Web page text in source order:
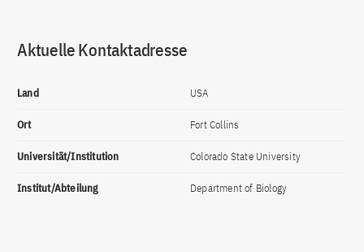
Aktuelle Kontaktadresse
Land USA
Ort Fort Collins
Universität/Institution Colorado State University
Institut/Abteilung Department of Biology